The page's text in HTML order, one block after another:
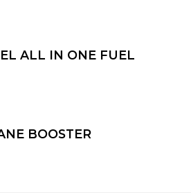
ALL IN ONE FUEL
BOOSTER